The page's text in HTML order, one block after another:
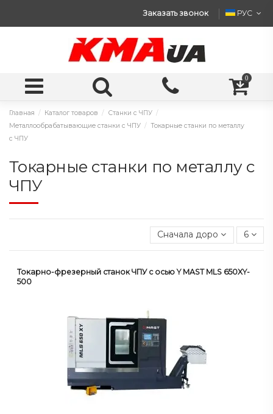
Заказать звонок РУС
0
Главная Каталог товаров
Станки с ЧПУ
Металлообрабатывающие станки с ЧПУ
Токарные станки по металлу
с ЧПУ
Токарные станки по металлу с
ЧПУ
Сначала дорогие 6
Токарно-фрезерный станок ЧПУ с осью Y MAST MLS 650XY-
500